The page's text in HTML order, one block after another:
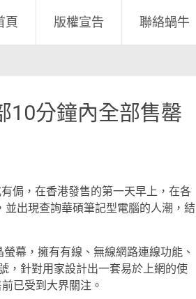
頁 版權宣告 聯絡蝸牛
10分鐘內全部售罄
侷，在香港發售的第一天早上，在各
出現查詢華碩筆記型電腦的人潮，結
幕，擁有有線、無線網路連線功能、
，針對用家設計出一套易於上網的使
已受到大界關注。